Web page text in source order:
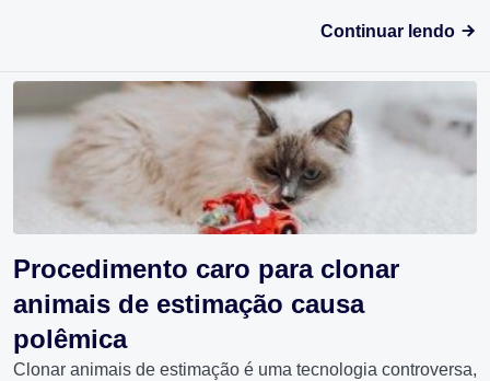
Continuar lendo
Procedimento caro para clonar
animais de estimação causa
polêmica
Clonar animais de estimação é uma tecnologia controversa,